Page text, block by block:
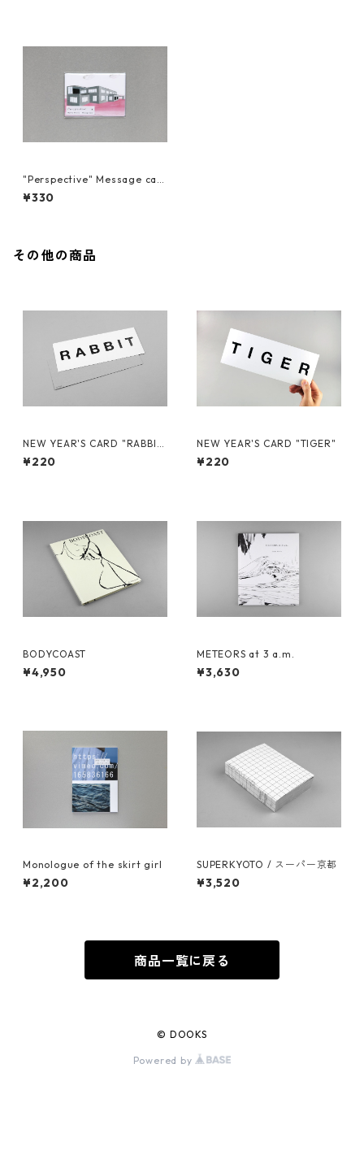
"Perspective" Message car
d / Ludwig Mies van der Ro
he
¥330
その他の商品
NEW YEAR'S CARD "RABBI
T"
¥220
NEW YEAR'S CARD "TIGER"
¥220
BODYCOAST
¥4,950
METEORS at 3 a.m.
¥3,630
Monologue of the skirt girl
¥2,200
SUPERKYOTO / スーパー京都
¥3,520
商品一覧に戻る
© DOOKS
Powered by